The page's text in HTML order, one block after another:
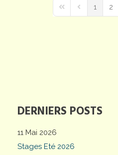
DERNIERS POSTS
11 Mai 2026
Stages Eté 2026
First PagePrevious Page
1 2